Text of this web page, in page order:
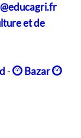
et de
-
Bazar